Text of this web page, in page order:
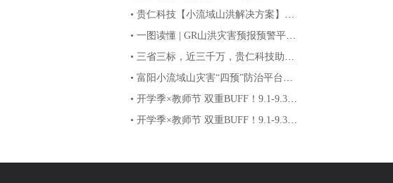
市“7·26”洪灾
• 贵仁科技【小流域山洪解决方案】科
学防御小流域山洪灾害
• 一图读懂 | GR山洪灾害预报预警平台
何以实现精准前置?
• 三省三标，近三千万，贵仁科技助力
洪水风险图高精动态建设！
• 富阳小流域山灾害“四预”防治平台建
设案例
• 开学季×教师节 双重BUFF！9.1-9.30
期间三重超能福利叠加，加装科技涡
• 开学季×教师节 双重BUFF！9.1-9.30